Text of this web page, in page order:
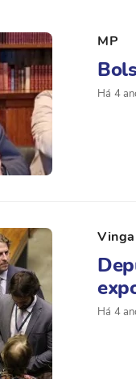
MP
Há 4
Há 4